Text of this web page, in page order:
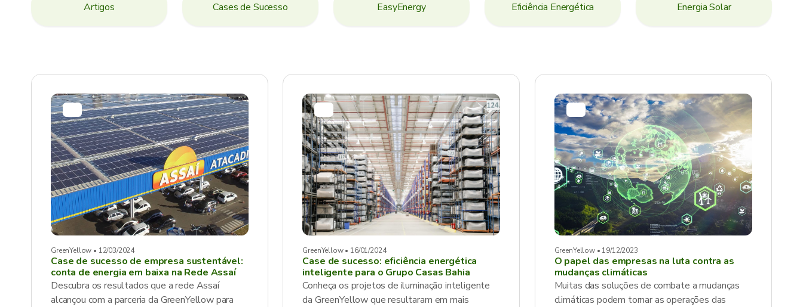
Artigos Cases de Sucesso EasyEnergy Eficiência Energética Energia Solar
GreenYellow • 12/03/2024
Case de sucesso de empresa sustentável:
conta de energia em baixa na Rede Assaí
Descubra os resultados que a rede Assaí
alcançou com a parceria da GreenYellow para
GreenYellow • 16/01/2024
Case de sucesso: eficiência energética
inteligente para o Grupo Casas Bahia
Conheça os projetos de iluminação inteligente
da GreenYellow que resultaram em mais
GreenYellow • 19/12/2023
O papel das empresas na luta contra as
mudanças climáticas
Muitas das soluções de combate a mudanças
climáticas podem tornar as operações das